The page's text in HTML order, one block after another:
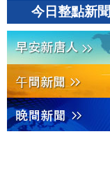
今日整點新聞